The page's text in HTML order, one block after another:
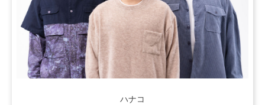
ハナコ